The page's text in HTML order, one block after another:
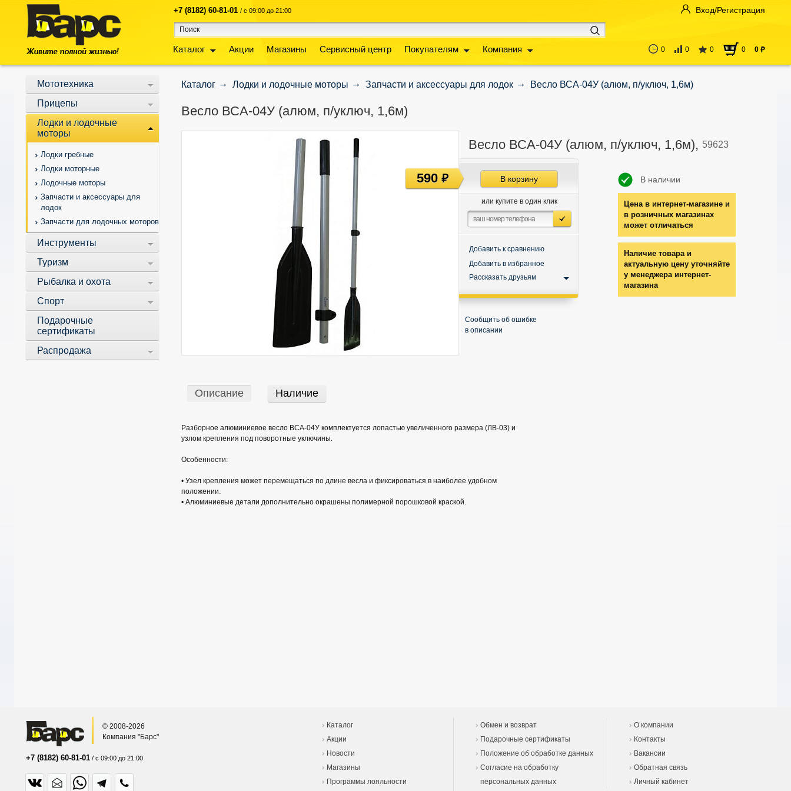
+7 (8182) 60-81-01 / с 09:00 до 21:00
Каталог Акции Магазины Сервисный центр Покупателям Компания
Вход/Регистрация
0 0 0 0 0 руб
Мототехника
Прицепы
Лодки и лодочные
моторы
Лодки гребные
Лодки моторные
Лодочные моторы
Запчасти и аксессуары для
лодок
Запчасти для лодочных моторов
Инструменты
Туризм
Рыбалка и охота
Спорт
Подарочные
сертификаты
Распродажа
Каталог Лодки и лодочные моторы Запчасти и аксессуары для лодок Весло ВСА-04У (алюм, п/уключ, 1,6м)
Весло ВСА-04У (алюм, п/уключ, 1,6м)
Весло ВСА-04У (алюм, п/уключ, 1,6м), 59623
В наличии
Цена в интернет-магазине и
в розничных магазинах
может отличаться
Наличие товара и
актуальную цену уточняйте
у менеджера интернет-
магазина
В корзину
или купите в один клик
Добавить к сравнению
Добавить в избранное
Рассказать друзьям
Сообщить об ошибке
в описании
590руб
Описание Наличие
Разборное алюминиевое весло ВСА-04У комплектуется лопастью увеличенного размера (ЛВ-03) и
узлом крепления под поворотные уключины.
Особенности:
• Узел крепления может перемещаться по длине весла и фиксироваться в наиболее удобном
положении.
• Алюминиевые детали дополнительно окрашены полимерной порошковой краской.
© 2008-2026
Компания "Барс"
+7 (8182) 60-81-01 / с 09:00 до 21:00
Каталог
Акции
Новости
Магазины
Программы лояльности
Обмен и возврат
Подарочные сертификаты
Положение об обработке данных
Согласие на обработку
персональных данных
О компании
Контакты
Вакансии
Обратная связь
Личный кабинет